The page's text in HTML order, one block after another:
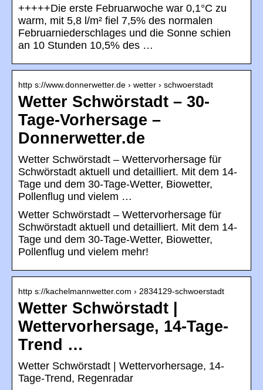
+++++Die erste Februarwoche war 0,1°C zu
warm, mit 5,8 l/m² fiel 7,5% des normalen
Februarniederschlages und die Sonne schien
an 10 Stunden 10,5% des …
http s://www.donnerwetter.de › wetter › schwoerstadt
Wetter Schwörstadt – 30-
Tage-Vorhersage –
Donnerwetter.de
Wetter Schwörstadt – Wettervorhersage für
Schwörstadt aktuell und detailliert. Mit dem 14-
Tage und dem 30-Tage-Wetter, Biowetter,
Pollenflug und vielem …
Wetter Schwörstadt – Wettervorhersage für
Schwörstadt aktuell und detailliert. Mit dem 14-
Tage und dem 30-Tage-Wetter, Biowetter,
Pollenflug und vielem mehr!
http s://kachelmannwetter.com › 2834129-schwoerstadt
Wetter Schwörstadt |
Wettervorhersage, 14-Tage-
Trend …
Wetter Schwörstadt | Wettervorhersage, 14-
Tage-Trend, Regenradar